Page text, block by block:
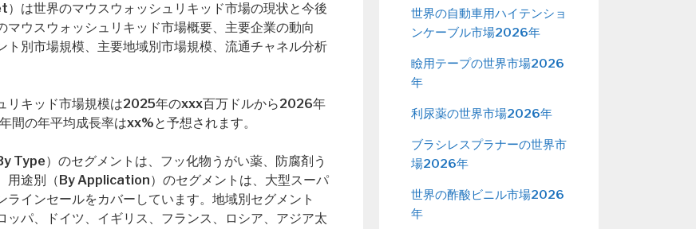
は世界のマウスウォッシュリキッド市場の現状と今後
ウスウォッシュリキッド市場概要、主要企業の動向
ト別市場規模、主要地域別市場規模、流通チャネル分析
リキッド市場規模は2025年のxxx百万ドルから2026年
間の年平均成長率はxx%と予想されます。
Type）のセグメントは、フッ化物うがい薬、防腐剤う
用途別（By Application）のセグメントは、大型スーパ
インセールをカバーしています。地域別セグメント
パ、ドイツ、イギリス、フランス、ロシア、アジア太
世界の自動車用ハイテンショ
ンケーブル市場2026年
瞼用テープの世界市場2026
年
利尿薬の世界市場2026年
ブラシレスプラナーの世界市
場2026年
世界の酢酸ビニル市場2026
年